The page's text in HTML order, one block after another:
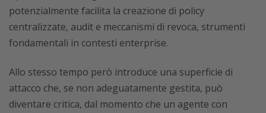
potenzialmente facilita la creazione di policy
centralizzate, audit e meccanismi di revoca, strumenti
fondamentali in contesti enterprise.
Allo stesso tempo però introduce una superficie di
attacco che, se non adeguatamente gestita, può
diventare critica, dal momento che un agente con